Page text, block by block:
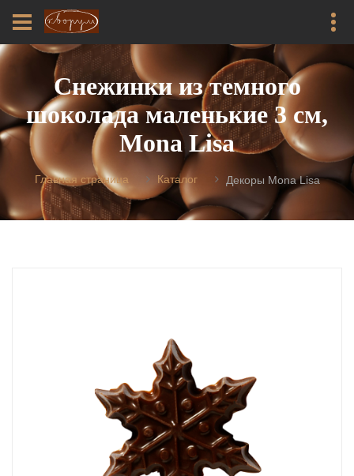
Снежинки из темного
шоколада маленькие 3 см,
Mona Lisa
Главная страница Каталог Декоры Mona Lisa